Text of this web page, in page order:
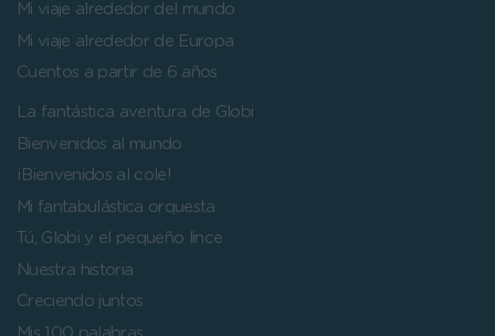
Mi viaje alrededor del mundo
Mi viaje alrededor de Europa
Cuentos a partir de 6 años
La fantástica aventura de Globi
Bienvenidos al mundo
¡Bienvenidos al cole!
Mi fantabulástica orquesta
Tú, Globi y el pequeño lince
Nuestra historia
Creciendo juntos